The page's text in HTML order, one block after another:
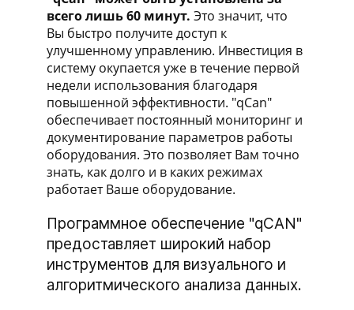
всего лишь 60 минут. Это значит, что
Вы быстро получите доступ к
улучшенному управлению. Инвестиция в
систему окупается уже в течение первой
недели использования благодаря
повышенной эффективности. "qCan"
обеспечивает постоянный мониторинг и
документирование параметров работы
оборудования. Это позволяет Вам точно
знать, как долго и в каких режимах
работает Ваше оборудование.
Программное обеспечение "qCAN"
предоставляет широкий набор
инструментов для визуального и
алгоритмического анализа данных.